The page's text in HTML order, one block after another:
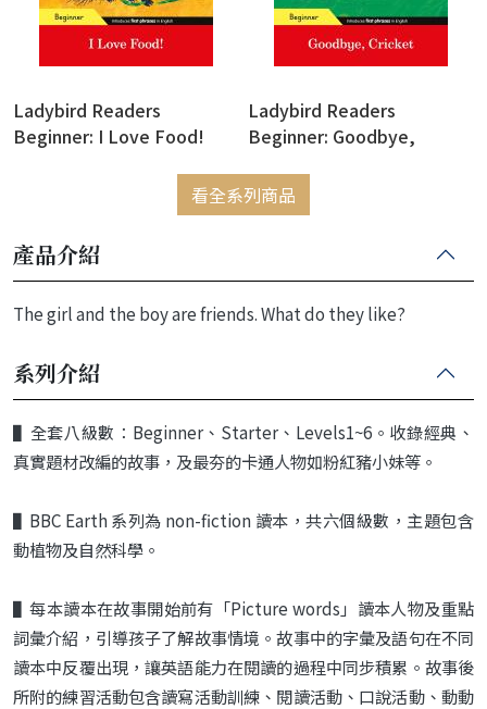
Ladybird Readers
Beginner: I Love Food!
Ladybird Readers
Beginner: Goodbye,
看全系列商品
產品介紹
The girl and the boy are friends. What do they like?
系列介紹
▌ 全套八級數： Beginner、 Starter、 Levels1~6 。收錄經典、
真實題材改編的故事， 及最夯的卡通人物如粉紅豬小妹等。
▌BBC Earth 系列為 non-fiction 讀本，共六個級數，主題包含
動植物及自然科學。
▌每本讀本在故事開始前有「Picture words」讀本人物及重點
詞彙介紹，引導孩子了解故事情境。故事中的字彙及語句在不同
讀本中反覆出現，讓英語能力在閱讀的過程中同步積累。故事後
所附的練習活動包含讀寫活動訓練、閱讀活動、口說活動、動動